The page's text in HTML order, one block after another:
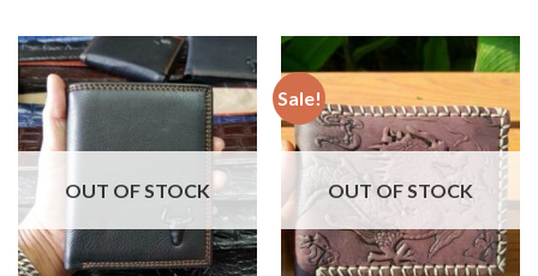
OUT OF STOCK
Sale!
OUT OF STOCK